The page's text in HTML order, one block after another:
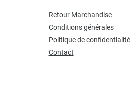
Retour Marchandise
Conditions générales
Politique de
Contact